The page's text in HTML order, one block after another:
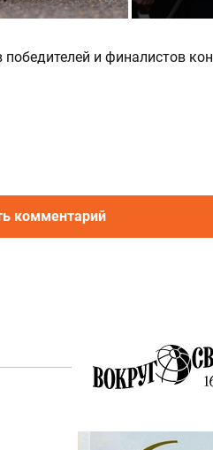
и финалистов
комментарий